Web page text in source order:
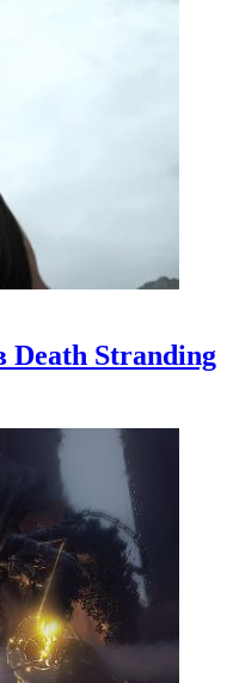
Death Stranding